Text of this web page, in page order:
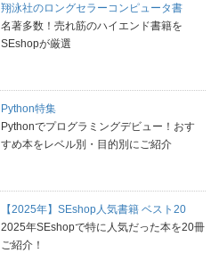
翔泳社のロングセラーコンピュータ書
名著多数！売れ筋のハイエンド書籍を
SEshopが厳選
Python特集
Pythonでプログラミングデビュー！おす
すめ本をレベル別・目的別にご紹介
【2025年】SEshop人気書籍 ベスト20
2025年SEshopで特に人気だった本を20冊
ご紹介！